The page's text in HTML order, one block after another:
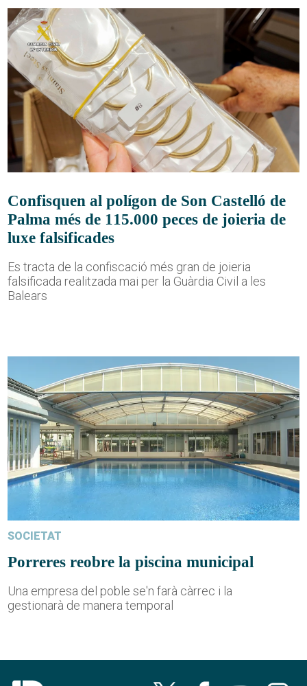
Confisquen al polígon de Son Castelló de
Palma més de 115.000 peces de joieria de
luxe falsificades
Es tracta de la confiscació més gran de joieria
falsificada realitzada mai per la Guàrdia Civil a les
Balears
SOCIETAT
Porreres reobre la piscina municipal
Una empresa del poble se'n farà càrrec i la
gestionarà de manera temporal